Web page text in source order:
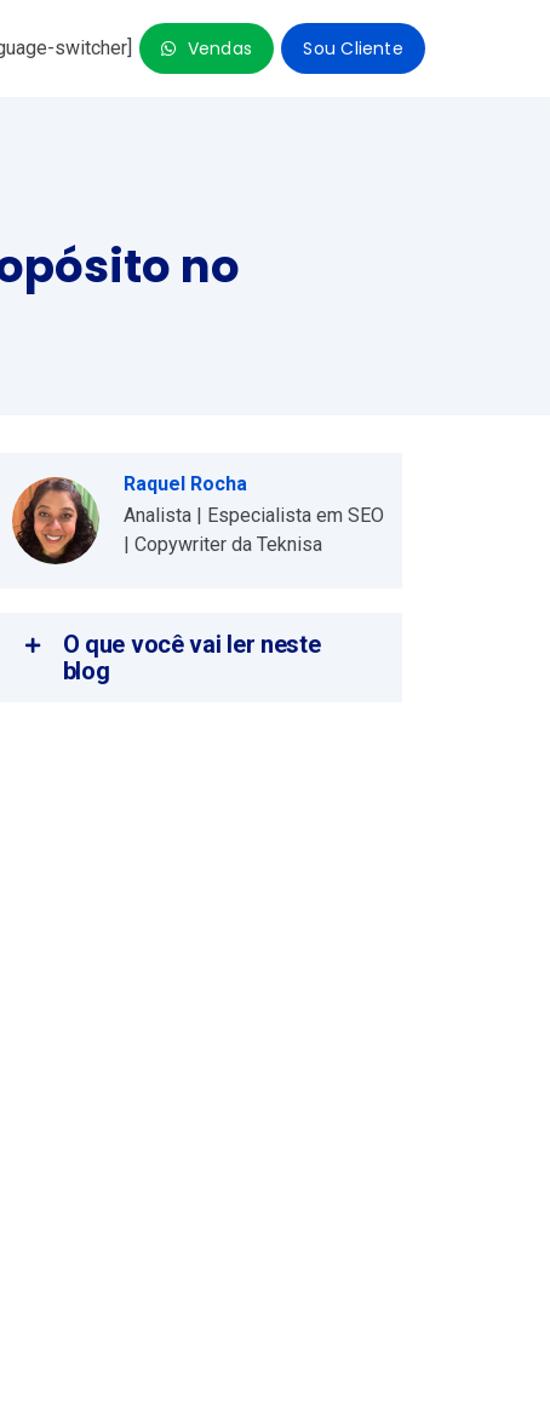
switcher] Vendas Sou Cliente
no
Raquel Rocha
Analista | Especialista em SEO
| Copywriter da Teknisa
O que você vai ler neste
blog